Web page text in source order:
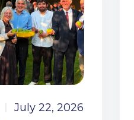
July 22, 2026